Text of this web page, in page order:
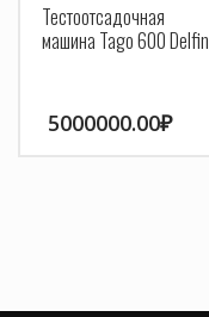
Тестоотсадочная
машина Tago 600 Delfin
5000000.00₽